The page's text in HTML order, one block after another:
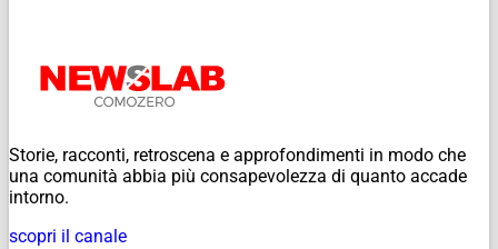
Storie, racconti, retroscena e approfondimenti in modo che
una comunità abbia più consapevolezza di quanto accade
intorno.
scopri il canale